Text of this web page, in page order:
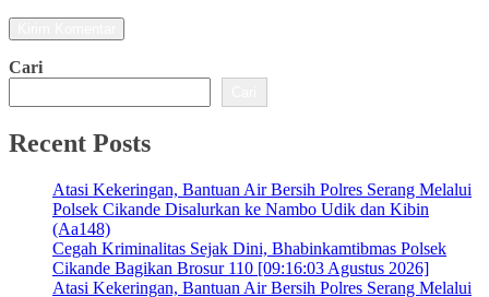
Cari
Recent Posts
Atasi Kekeringan, Bantuan Air Bersih Polres Serang Melalui
Polsek Cikande Disalurkan ke Nambo Udik dan Kibin
(Aa148)
Cegah Kriminalitas Sejak Dini, Bhabinkamtibmas Polsek
Cikande Bagikan Brosur 110 [09:16:03 Agustus 2026]
Atasi Kekeringan, Bantuan Air Bersih Polres Serang Melalui